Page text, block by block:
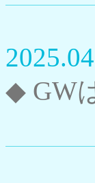
◆ GW